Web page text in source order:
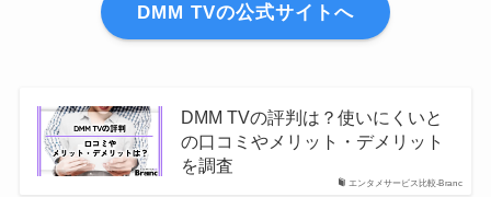
DMM TVの公式サイトへ
エンタメサービス比較-Branc
DMM TVの評判は？使いにくいと
の口コミやメリット・デメリット
を調査